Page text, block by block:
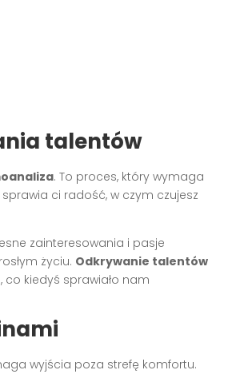
talentów
. To proces, który wymaga
ci radość, w czym czujesz
zainteresowania i pasje
życiu. Odkrywanie talentów
kiedyś sprawiało nam
wyjścia poza strefę komfortu.